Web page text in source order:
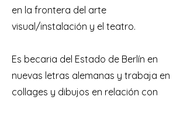
en la frontera del arte
visual/instalación y el teatro.
Es becaria del Estado de Berlín en
nuevas letras alemanas y trabaja en
collages y dibujos en relación con